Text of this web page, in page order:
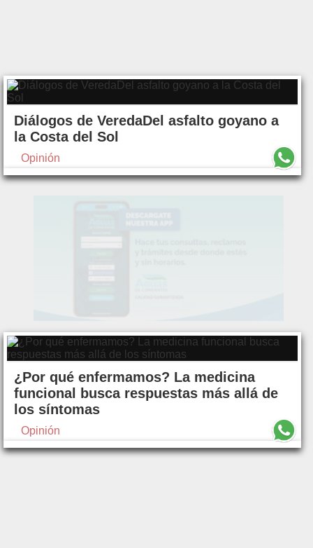
Diálogos de VeredaDel asfalto goyano a
la Costa del Sol
Opinión
¿Por qué enfermamos? La medicina
funcional busca respuestas más allá de
los síntomas
Opinión